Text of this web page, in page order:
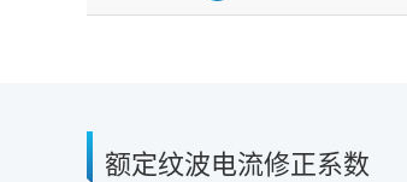
额定纹波电流修正系数